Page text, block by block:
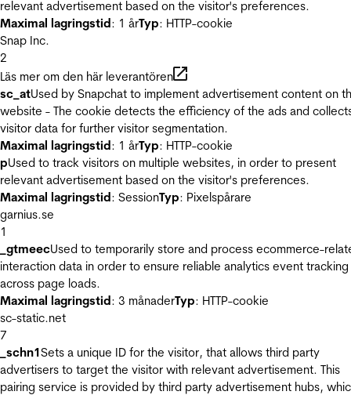
relevant advertisement based on the visitor's preferences.
Maximal lagringstid: 1 årTyp: HTTP-cookie
Snap Inc.
2
Läs mer om den här leverantören
sc_atUsed by Snapchat to implement advertisement content on
website - The cookie detects the efficiency of the ads and
visitor data for further visitor segmentation.
Maximal lagringstid: 1 årTyp: HTTP-cookie
pUsed to track visitors on multiple websites, in order to present
relevant advertisement based on the visitor's preferences.
Maximal lagringstid: SessionTyp: Pixelspårare
garnius.se
1
_gtmeecUsed to temporarily store and process ecommerce-
interaction data in order to ensure reliable analytics event tracking
across page loads.
Maximal lagringstid: 3 månaderTyp: HTTP-cookie
sc-static.net
7
_schn1Sets a unique ID for the visitor, that allows third party
advertisers to target the visitor with relevant advertisement. This
pairing service is provided by third party advertisement hubs,